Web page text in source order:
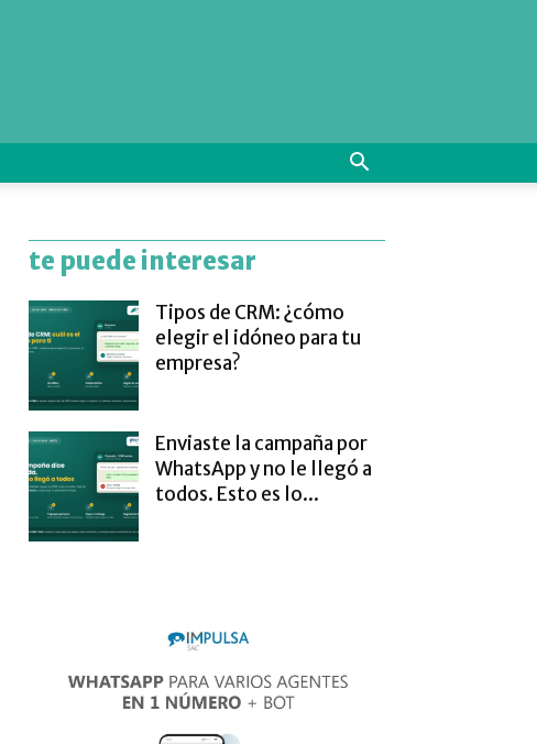
te puede interesar
Tipos de CRM: ¿cómo
elegir el idóneo para tu
empresa?
Enviaste la campaña por
WhatsApp y no le llegó a
todos. Esto es lo...